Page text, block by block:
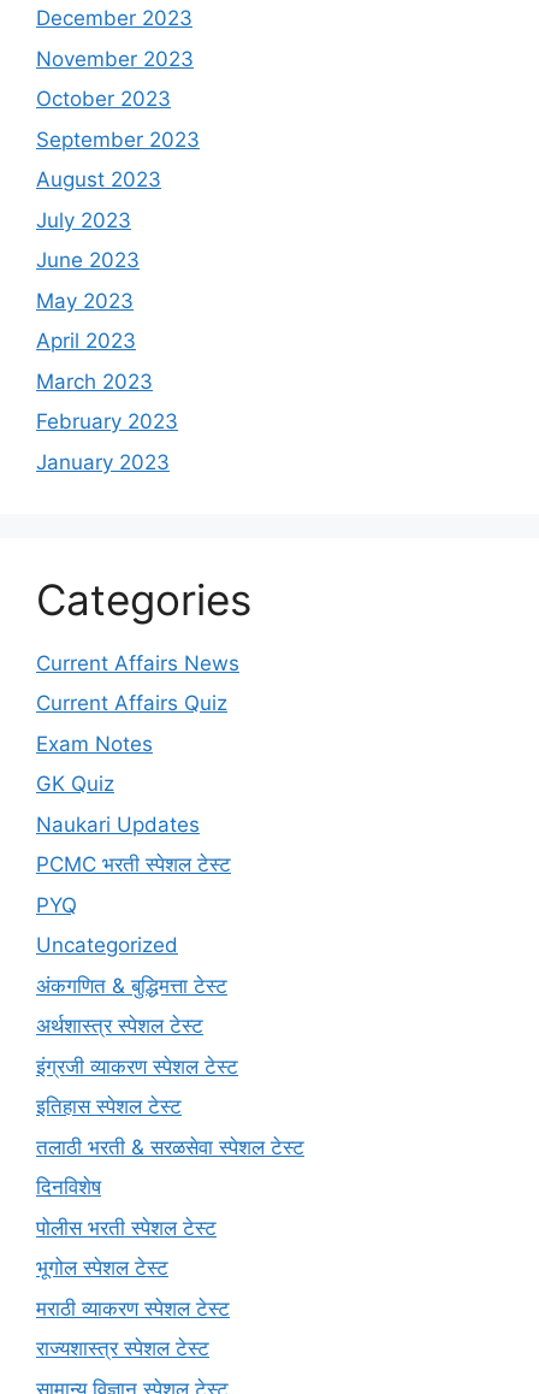
December 2023
November 2023
October 2023
September 2023
August 2023
July 2023
June 2023
May 2023
April 2023
March 2023
February 2023
January 2023
Categories
Current Affairs News
Current Affairs Quiz
Exam Notes
GK Quiz
Naukari Updates
PCMC भरती स्पेशल टेस्ट
PYQ
Uncategorized
अंकगणित & बुद्धिमत्ता टेस्ट
अर्थशास्त्र स्पेशल टेस्ट
इंग्रजी व्याकरण स्पेशल टेस्ट
इतिहास स्पेशल टेस्ट
तलाठी भरती & सरळसेवा स्पेशल टेस्ट
दिनविशेष
पोलीस भरती स्पेशल टेस्ट
भूगोल स्पेशल टेस्ट
मराठी व्याकरण स्पेशल टेस्ट
राज्यशास्त्र स्पेशल टेस्ट
सामान्य विज्ञान स्पेशल टेस्ट